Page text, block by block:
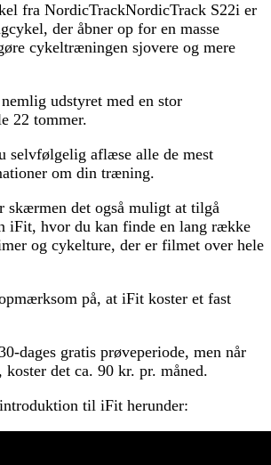
NordicTrack S22i er
der åbner op for en masse
cykeltræningen sjovere og mere
udstyret med en stor
22 tommer.
selvfølgelig aflæse alle de mest
om din træning.
skærmen det også muligt at tilgå
iFit, hvor du kan finde en lang række
og cykelture, der er filmet over hele
på, at iFit koster et fast
dages gratis prøveperiode, men når
koster det ca. 90 kr. pr. måned.
til iFit herunder: